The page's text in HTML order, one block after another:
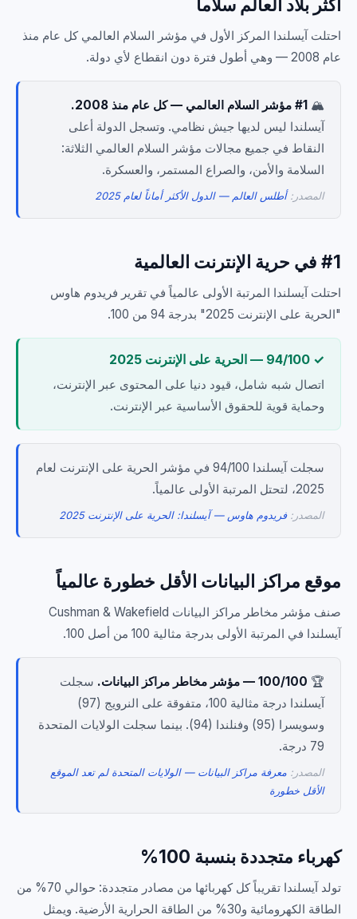
أكثر بلاد العالم سلاماً
احتلت آيسلندا المركز الأول في مؤشر السلام العالمي كل عام منذ
عام 2008 — وهي أطول فترة دون انقطاع لأي دولة.
🏔️ #1 مؤشر السلام العالمي — كل عام منذ 2008.
آيسلندا ليس لديها جيش نظامي. وتسجل الدولة أعلى
النقاط في جميع مجالات مؤشر السلام العالمي الثلاثة:
السلامة والأمن، والصراع المستمر، والعسكرة.
المصدر:أطلس العالم — الدول الأكثر أماناً لعام 2025
#1 في حرية الإنترنت العالمية
احتلت آيسلندا المرتبة الأولى عالمياً في تقرير فريدوم هاوس
"الحرية على الإنترنت 2025" بدرجة 94 من 100.
✓ 94/100 — الحرية على الإنترنت 2025
اتصال شبه شامل، قيود دنيا على المحتوى عبر الإنترنت،
وحماية قوية للحقوق الأساسية عبر الإنترنت.
سجلت آيسلندا 94/100 في مؤشر الحرية على الإنترنت لعام
2025، لتحتل المرتبة الأولى عالمياً.
المصدر:فريدوم هاوس — آيسلندا: الحرية على الإنترنت 2025
موقع مراكز البيانات الأقل خطورة عالمياً
صنف مؤشر مخاطر مراكز البيانات Cushman & Wakefield
آيسلندا في المرتبة الأولى بدرجة مثالية 100 من أصل 100.
🏆 100/100 — مؤشر مخاطر مراكز البيانات.
سجلت
آيسلندا درجة مثالية 100، متفوقة على النرويج (97)
وسويسرا (95) وفنلندا (94). بينما سجلت الولايات المتحدة
79 درجة.
المصدر: معرفة مراكز البيانات — الولايات المتحدة لم تعد الموقع
الأقل خطورة
كهرباء متجددة بنسبة 100%
تولد آيسلندا تقريباً كل كهربائها من مصادر متجددة: حوالي 70% من
الطاقة الكهرومائية و30% من الطاقة الحرارية الأرضية. ويمثل